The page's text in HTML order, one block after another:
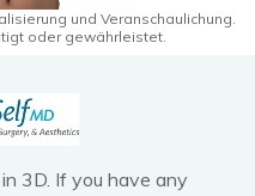
und Veranschaulichung.
oder gewährleistet.
3D. If you have any